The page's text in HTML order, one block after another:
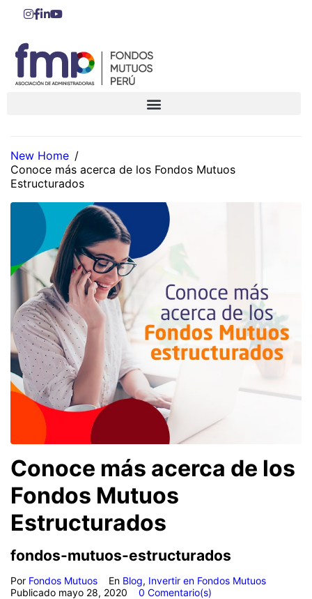
New Home /
Conoce más acerca de los Fondos Mutuos
Estructurados
Conoce más acerca de los
Fondos Mutuos
Estructurados
fondos-mutuos-estructurados
Por Fondos Mutuos En Blog, Invertir en Fondos Mutuos
Publicado mayo 28, 2020 0 Comentario(s)